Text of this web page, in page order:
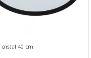
cristal 40 cm.